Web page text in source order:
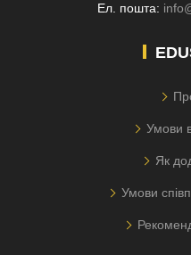
Ел. пошта:
Умови
Як
Умови